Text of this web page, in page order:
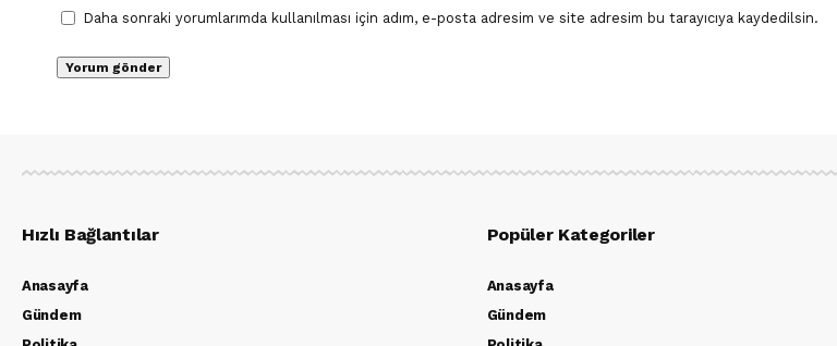
Daha sonraki yorumlarımda kullanılması için adım, e-posta adresim ve site adresim bu tarayıcıya kaydedilsin.
Hızlı Bağlantılar
Anasayfa
Gündem
Popüler Kategoriler
Anasayfa
Gündem